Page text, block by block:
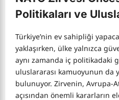
Politikaları ve
Türkiye’nin ev sahipliği
yaklaşırken, ülke yalnızca
aynı zamanda iç politikadaki
uluslararası kamuoyunun da
bulunuyor. Zirvenin, Avrupa-
açısından önemli kararların